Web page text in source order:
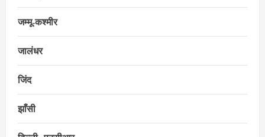
जम्मू‑कश्मीर
जालंधर
जिंद
झाँसी